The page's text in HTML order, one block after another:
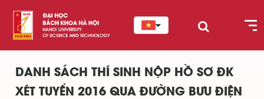
DANH SÁCH THÍ SINH NỘP HỒ SƠ ĐK
XÉT TUYỂN 2016 QUA ĐƯỜNG BƯU ĐIỆN